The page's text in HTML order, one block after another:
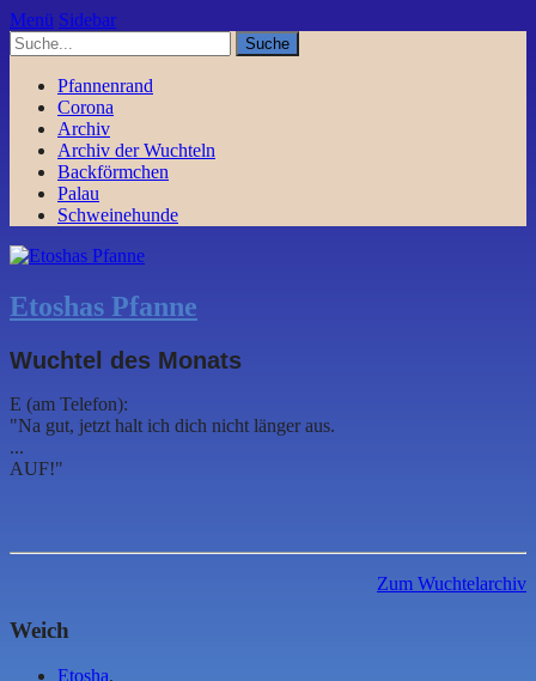
Menü Sidebar
Pfannenrand
Corona
Archiv
Archiv der Wuchteln
Backförmchen
Palau
Schweinehunde
Etoshas Pfanne
Wuchtel des Monats
E (am Telefon):
"Na gut, jetzt halt ich dich nicht länger aus.
...
AUF!"
Zum Wuchtelarchiv
Weich
Etosha,